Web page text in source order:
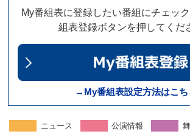
My番組表に登録したい番組にチェッ
組表登録ボタンを押してくだ
→My番組表設定方法はこち
ニュース 公演情報